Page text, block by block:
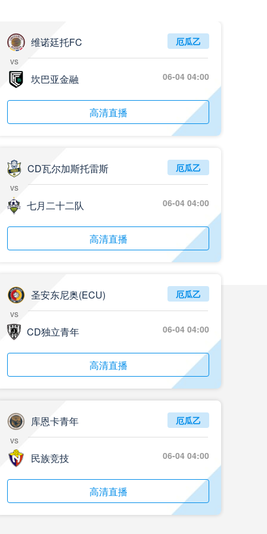
维诺廷托FC
vs
坎巴亚金融
厄瓜乙
06-04 04:00
高清直播
CD瓦尔加斯托雷斯
vs
七月二十二队
厄瓜乙
06-04 04:00
高清直播
圣安东尼奥(ECU)
vs
CD独立青年
厄瓜乙
06-04 04:00
高清直播
库恩卡青年
vs
民族竞技
厄瓜乙
06-04 04:00
高清直播